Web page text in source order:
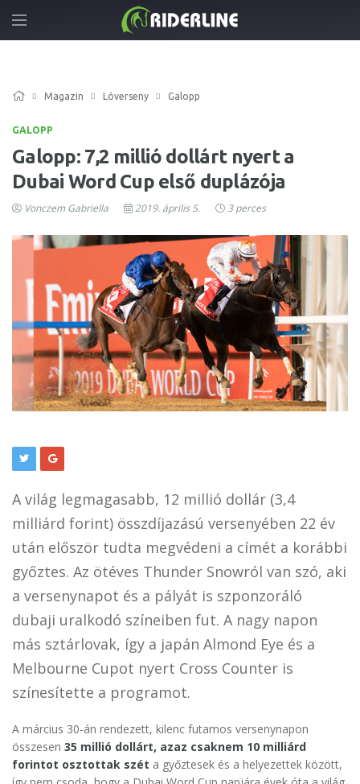
Magazin Lóverseny Galopp
GALOPP
Galopp: 7,2 millió dollárt nyert a
Dubai Word Cup első duplázója
Vonczem Gabriella 2019. április 5. 3 perces
A világ legmagasabb, 12 millió dollár (3,4
milliárd forint) összdíjazású versenyében 22 év
után először tudta megvédeni a címét a korábbi
győztes. Az ötéves Thunder Snowról van szó, aki
a versenynapot és a pályát is szponzoráló
dubaji uralkodó színeiben fut. A nagy napon
más sztárlovak, így a japán Almond Eye és a
Melbourne Cupot nyert Cross Counter is
színesítette a programot.
A március 30-án rendezett, kilenc futamos versenynapon
összesen 35 millió dollárt, azaz csaknem 10 milliárd
forintot osztottak szét a győztesek és a helyezettek között,